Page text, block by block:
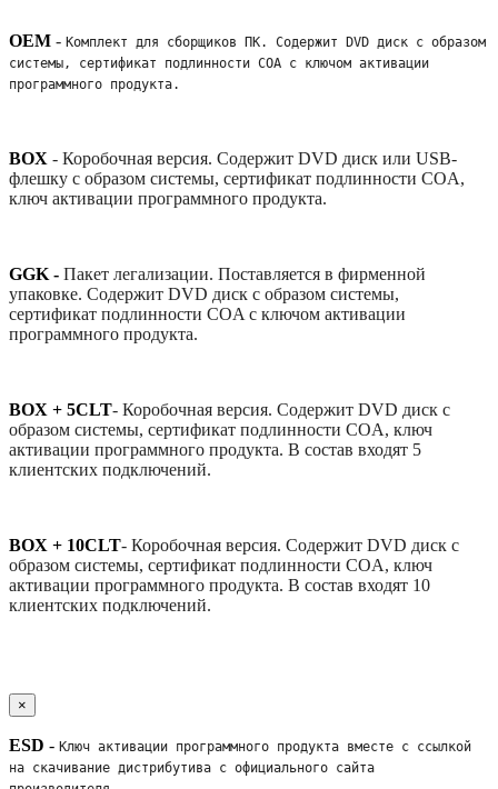
OEM - Комплект для сборщиков ПК. Содержит DVD диск с образом
системы, сертификат подлинности COA с ключом активации
программного продукта.
BOX - Коробочная версия. Содержит DVD диск или USB-
флешку с образом системы, сертификат подлинности COA,
ключ активации программного продукта.
GGK - Пакет легализации. Поставляется в фирменной
упаковке. Содержит DVD диск с образом системы,
сертификат подлинности COA с ключом активации
программного продукта.
BOX + 5CLT- Коробочная версия. Содержит DVD диск с
образом системы, сертификат подлинности COA, ключ
активации программного продукта. В состав входят 5
клиентских подключений.
BOX + 10CLT- Коробочная версия. Содержит DVD диск с
образом системы, сертификат подлинности COA, ключ
активации программного продукта. В состав входят 10
клиентских подключений.
×
ESD - Ключ активации программного продукта вместе с ссылкой
на скачивание дистрибутива с официального сайта